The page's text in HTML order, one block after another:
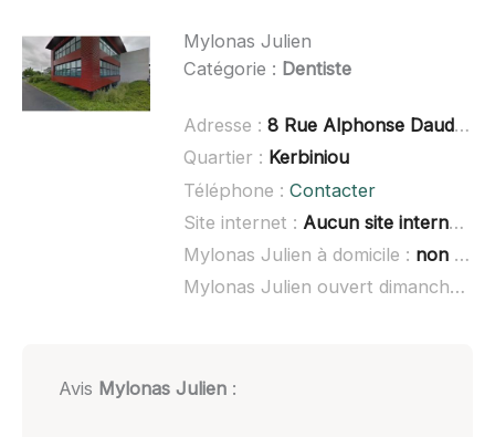
Mylonas Julien
Catégorie : Dentiste
Adresse : 8 Rue Alphonse Daudet, 44350 Guérande
Quartier : Kerbiniou
Téléphone : Contacter
Site internet : Aucun site internet connu
Mylonas Julien à domicile : non renseigné
Mylonas Julien ouvert dimanche :
Avis Mylonas Julien: